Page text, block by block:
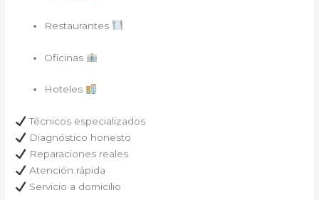
Restaurantes
Oficinas
Hoteles
Técnicos especializados
Diagnóstico honesto
Reparaciones reales
Atención rápida
Servicio a domicilio